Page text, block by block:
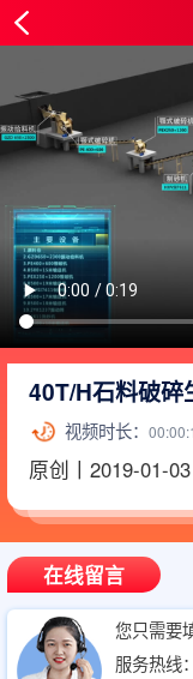
40T/H石料破碎
视频时长：
原创丨2019-01-03
在线留言
您只需要
服务热线：